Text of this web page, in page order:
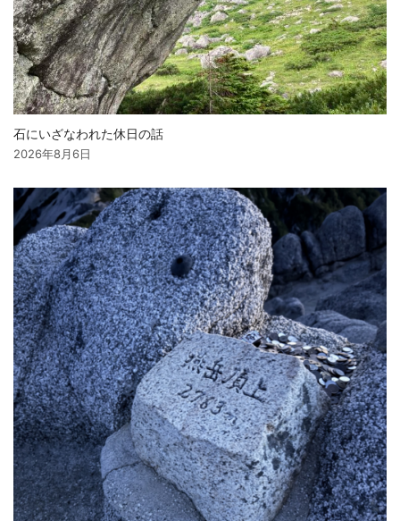
石にいざなわれた休日の話
2026年8月6日